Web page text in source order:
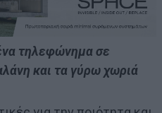
τηλεφώνημα σε
και τα γύρω χωριά